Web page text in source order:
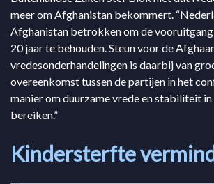
meer om Afghanistan bekommert.
Afghanistan betrokken om de
20 jaar te behouden. Steun voor de
vredesonderhandelingen is daarbij van
overeenkomst tussen de partijen in het
manier om duurzame vrede en stabiliteit
bereiken.”
Kindersterfte